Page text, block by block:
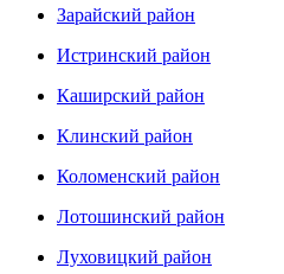
Зарайский район
Истринский район
Каширский район
Клинский район
Коломенский район
Лотошинский район
Луховицкий район